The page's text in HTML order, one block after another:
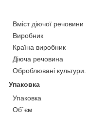
Вміст діючої речовини
Виробник
Країна виробник
Діюча речовина
Оброблювані культури.
Упаковка
Упаковка
Об`єм